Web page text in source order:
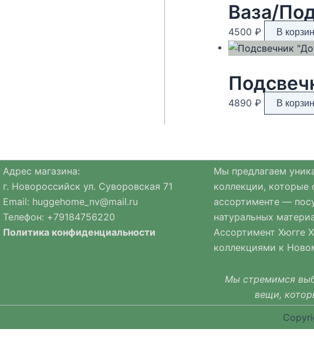
Ваза/
4500 ₽ В
4890 ₽ В
Адрес магазина:
г. Новороссийск ул. Суворовская 71
Email: huggehome_nv@mail.ru
Телефон: +79184756220
Политика конфиденциальности
Мы предлагаем
коллекции, которые
ассортименте —
натуральных
Ассортимент Хюгге
коллекциями к
Мы стремимся
вещи,